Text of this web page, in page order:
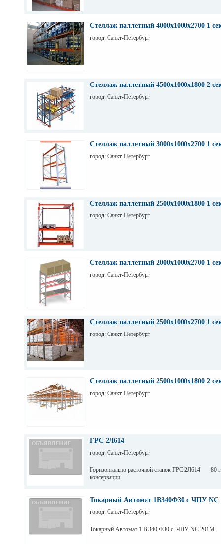
Стеллаж паллетный 4000х1000х2700 1
город: Санкт-Петербург
Стеллаж паллетный 4500х1000х1800 2
город: Санкт-Петербург
Стеллаж паллетный 3000х1000х2700 1
город: Санкт-Петербург
Стеллаж паллетный 2500х1000х1800 1
город: Санкт-Петербург
Стеллаж паллетный 2000х1000х2700 1
город: Санкт-Петербург
Стеллаж паллетный 2500х1000х2700 1
город: Санкт-Петербург
Стеллаж паллетный 2500х1000х1800 2
город: Санкт-Петербург
ГРС 2Л614
город: Санкт-Петербург
Горизонтально расточной станок ГРС 2Л614 80
консервации.
Токарный Автомат 1В340Ф30 с ЧПУ NC
город: Санкт-Петербург
Токарный Автомат 1 В 340 Ф30 с ЧПУ NC 201M.